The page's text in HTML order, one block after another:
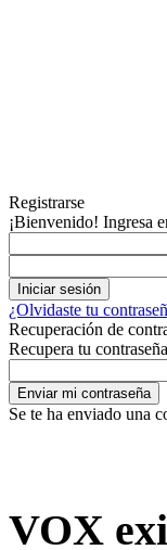
Registrarse
¡Bienvenido! Ingresa
¿Olvidaste tu
Recuperación de
Recupera tu contraseña
Se te ha enviado una
VOX